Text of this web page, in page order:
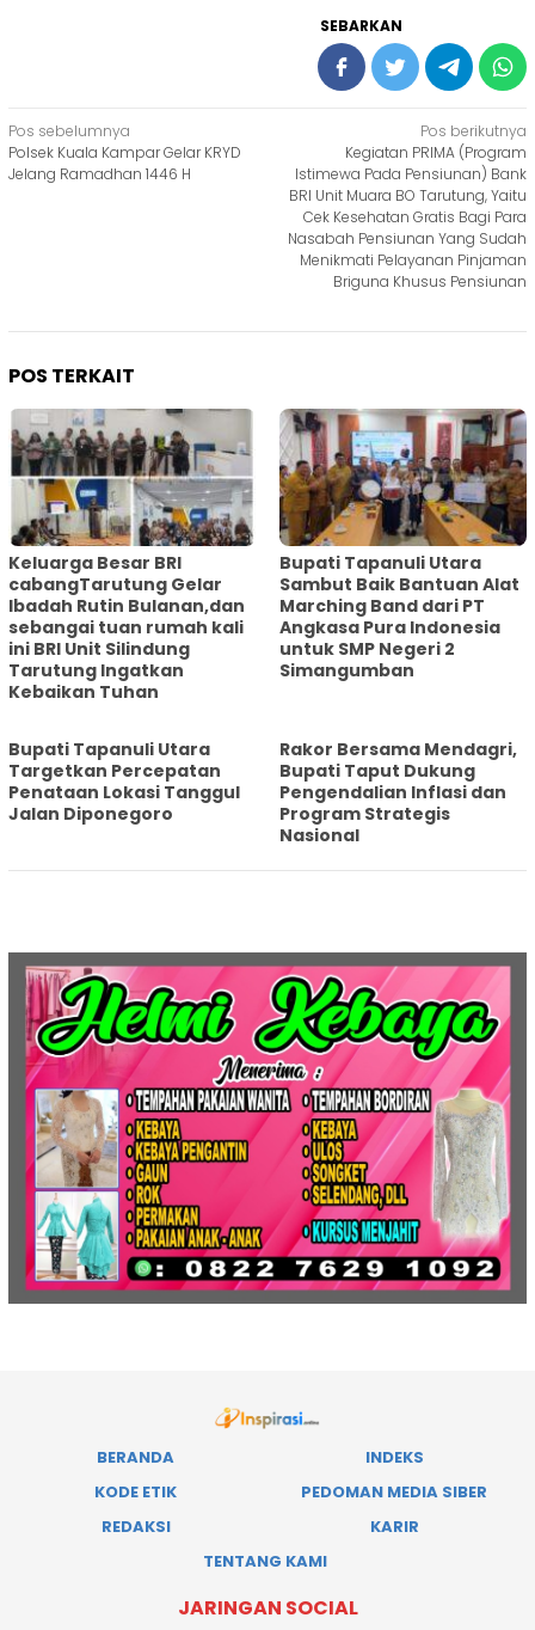
SEBARKAN
Navigasi
pos
Pos sebelumnya
Polsek Kuala Kampar Gelar KRYD
Jelang Ramadhan 1446 H
Pos berikutnya
Kegiatan PRIMA (Program
Istimewa Pada Pensiunan) Bank
BRI Unit Muara BO Tarutung, Yaitu
Cek Kesehatan Gratis Bagi Para
Nasabah Pensiunan Yang Sudah
Menikmati Pelayanan Pinjaman
Briguna Khusus Pensiunan
POS TERKAIT
Keluarga Besar BRI
cabangTarutung Gelar
Ibadah Rutin Bulanan,dan
sebangai tuan rumah kali
ini BRI Unit Silindung
Tarutung Ingatkan
Kebaikan Tuhan
Bupati Tapanuli Utara
Sambut Baik Bantuan Alat
Marching Band dari PT
Angkasa Pura Indonesia
untuk SMP Negeri 2
Simangumban
‎Bupati Tapanuli Utara
Targetkan Percepatan
Penataan Lokasi Tanggul
Jalan Diponegoro
Rakor Bersama Mendagri,
Bupati Taput Dukung
Pengendalian Inflasi dan
Program Strategis
Nasional‎
BERANDA
INDEKS
KODE ETIK
PEDOMAN MEDIA SIBER
REDAKSI
KARIR
TENTANG KAMI
JARINGAN SOCIAL